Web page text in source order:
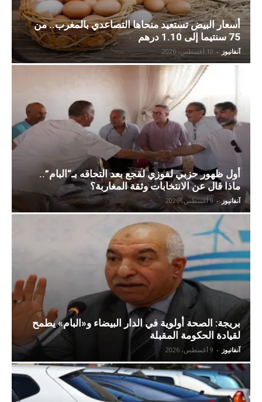
أسعار البيض تستعيد منحاها التصاعدي بالمغرب.. من
75 سنتيما إلى 1.10 درهم
آنفانيوز - 10 أغسطس، 2026
أول ظهور حزبي لفوزي لقجع بعد التحاقه بـ“البام”..
ماذا قال عن الانتخابات وثقة المغاربة؟
آنفانيوز - 9 أغسطس، 2026
بريجة: الصحة أولوية في الدار البيضاء و«البام» يطمح
لقيادة الحكومة المقبلة
آنفانيوز - 9 أغسطس، 2026